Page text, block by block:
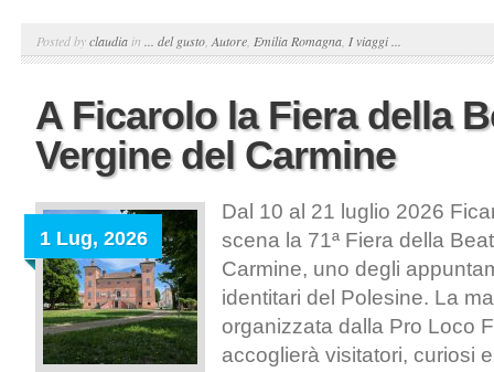
Posted byclaudia in ... del gusto Autore Emilia Romagna I viaggi ...
A Ficarolo la Fiera della
Vergine del Carmine
1 Lug, 2026
Dal 10 al 21 luglio 2026
scena la 71ª Fiera della
Carmine, uno degli
identitari del Polesine. La
organizzata dalla Pro Loco
accoglierà visitatori, curiosi